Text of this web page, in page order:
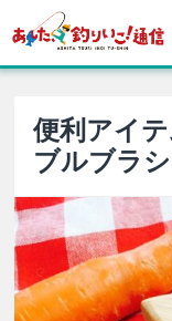
便利アイ
ブルブラシ